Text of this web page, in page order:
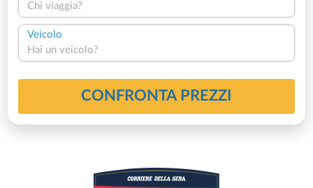
Chi viaggia?
Veicolo
Hai un veicolo?
CONFRONTA PREZZI